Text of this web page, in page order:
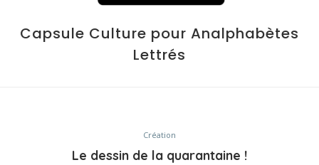
Capsule Culture pour Analphabètes
Lettrés
Création
Le dessin de la quarantaine !